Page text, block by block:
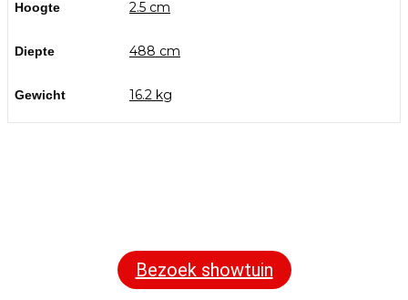
Hoogte 2.5 cm
Diepte 488 cm
Gewicht 16.2 kg
Bezoek showtuin